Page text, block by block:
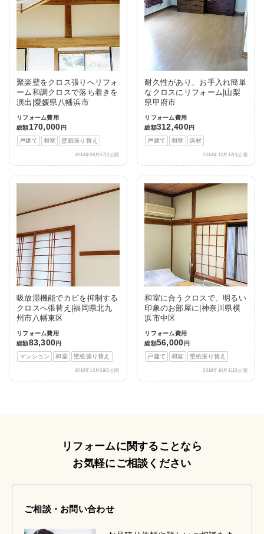
聚楽壁をクロス張りへリフォ
ーム和調クロスで落ち着きを
演出|愛媛県八幡浜市
リフォーム費用
総額170,000 円
戸建て
和室 壁紙張り替え
2014年08月07日公開
耐久性があり、お手入れ簡単
なクロスにリフォーム|山梨
県甲府市
リフォーム費用
総額312,400円
戸建て
和室 床材
2014年12月12日公開
吸放湿機能でカビを抑制する
クロスへ張替え|福岡県北九
州市八幡東区
リフォーム費用
総額83,300円
マンション
和室 壁紙張り替え
2016年10月08日公開
和室に合うクロスで、明るい
印象のお部屋に|神奈川県横
浜市中区
リフォーム費用
総額56,000 円
戸建て
和室 壁紙張り替え
2018年10月11日公開
リフォームに関することなら
お気軽にご相談ください
ご相談・お問い合わせ